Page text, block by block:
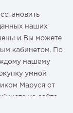
наших
и Вы можете
кабинетом. По
нашему
умной
Маруся от
на сайте